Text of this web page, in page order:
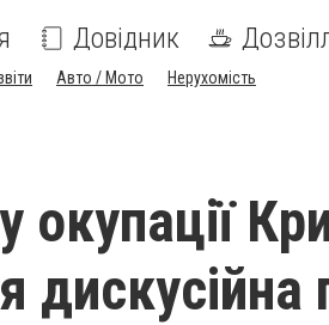
Довідник
Авто / Мото Нерухомість
дискусійна